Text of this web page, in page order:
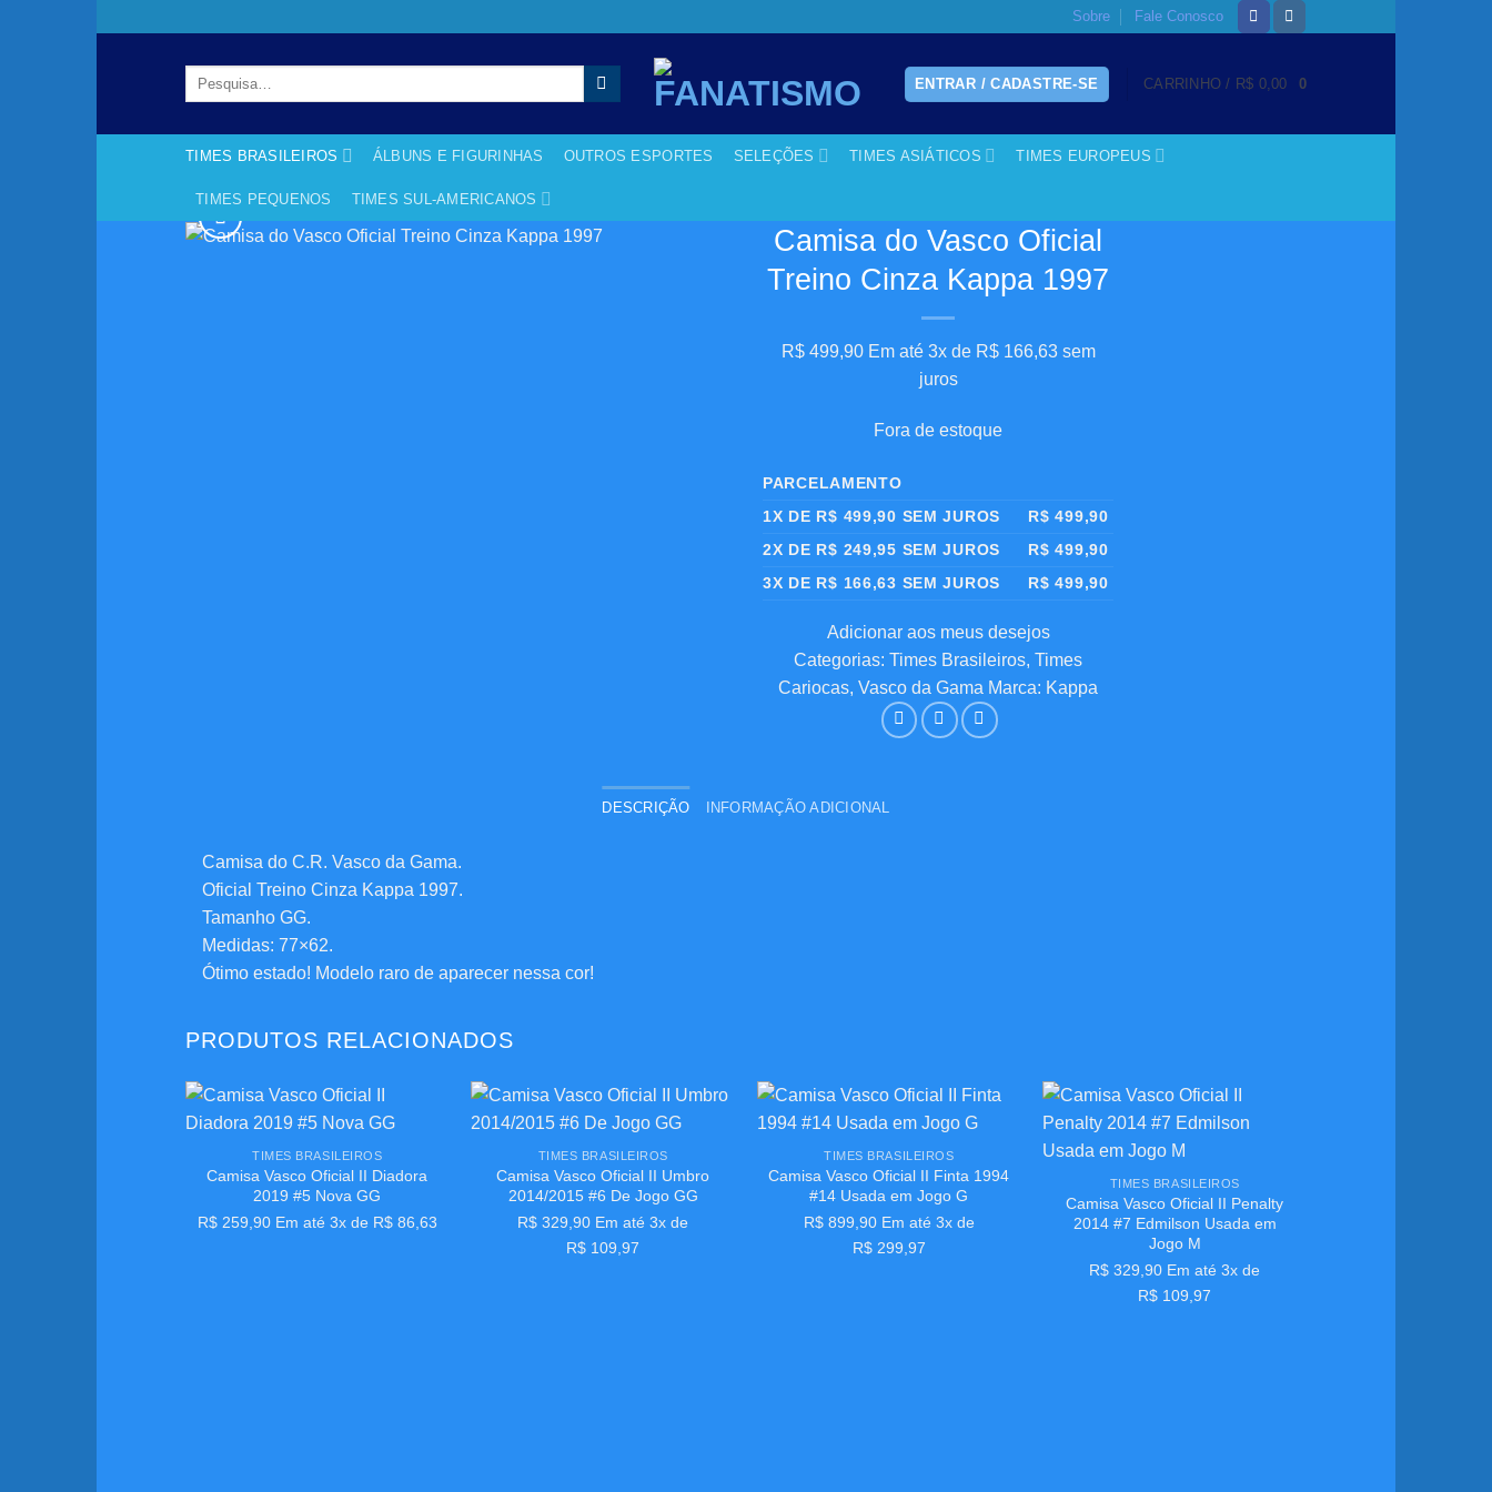
Sobre Fale Conosco
Pesquisar
ENTRAR / CADASTRE-SE CARRINHO / R$ 0,00 0
TIMES BRASILEIROS ÁLBUNS E FIGURINHAS OUTROS ESPORTES SELEÇÕES TIMES ASIÁTICOS TIMES EUROPEUS
TIMES PEQUENOS TIMES SUL-AMERICANOS
Camisa do Vasco Oficial
Treino Cinza Kappa 1997
R$499,90 Em até 3x de R$166,63sem
juros
Fora de estoque
PARCELAMENTO
1X DE R$ 499,90 SEM JUROS R$ 499,90
2X DE R$ 249,95 SEM JUROS R$ 499,90
3X DE R$ 166,63 SEM JUROS R$ 499,90
Adicionar aos meus desejos
Categorias:Times Brasileiros,Times
Cariocas,Vasco da Gama Marca: Kappa
DESCRIÇÃO INFORMAÇÃO ADICIONAL
Camisa do C.R. Vasco da Gama.
Oficial Treino Cinza Kappa 1997.
Tamanho GG.
Medidas: 77×62.
Ótimo estado! Modelo raro de aparecer nessa cor!
PRODUTOS RELACIONADOS
meus
+
TIMES BRASILEIROS
Camisa Vasco Oficial II Diadora
2019 #5 Nova GG
R$259,90 Em até 3x de R$86,63
meus
desejos
+
TIMES BRASILEIROS
Camisa Vasco Oficial II Umbro
2014/2015 #6 De Jogo GG
R$ 329,90 Em até 3x de
R$ 109,97
meus
desejos
+
TIMES BRASILEIROS
Camisa Vasco Oficial II Finta 1994
#14 Usada em Jogo G
R$899,90 Em até 3x de
R$299,97
desejos
+
TIMES BRASILEIROS
Camisa Vasco Oficial II Penalty
2014 #7 Edmilson Usada em
Jogo M
R$ 329,90 Em até 3x de
R$ 109,97